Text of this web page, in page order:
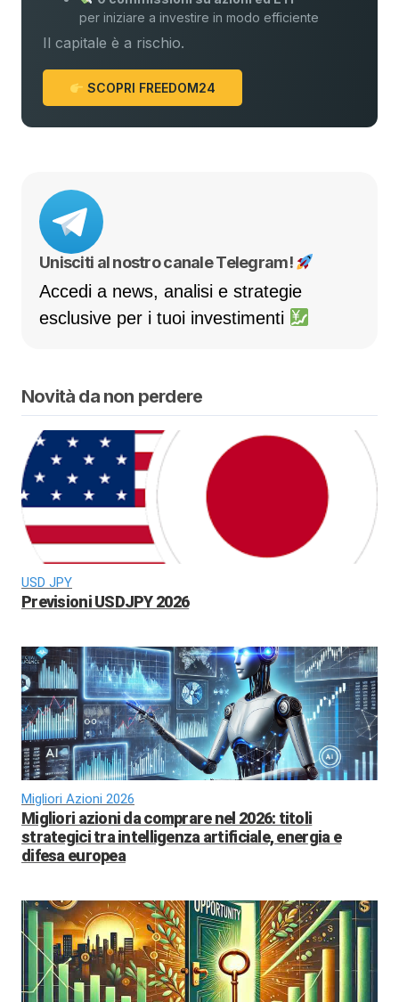
per iniziare a investire in modo efficiente
Il capitale è a rischio.
SCOPRI FREEDOM24
Unisciti al nostro canale Telegram!
Accedi a news, analisi e strategie
esclusive per i tuoi investimenti
Novità da non perdere
USD JPY
Previsioni USDJPY 2026
Migliori Azioni 2026
Migliori azioni da comprare nel 2026: titoli
strategici tra intelligenza artificiale, energia e
difesa europea